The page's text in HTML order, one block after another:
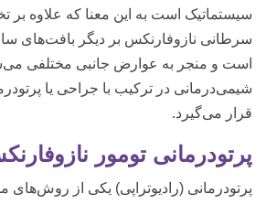
سیستماتیک است به این معنا که علاوه بر
سرطانی نازوفارنکس بر دیگر بافت‌های
است و منجر به عوارض جانبی مختلفی
شیمی‌درمانی در ترکیب با جراحی یا
قرار می‌گیرد.
پرتودرمانی تومور
پرتودرمانی (رادیوتراپی) یکی از روش‌های